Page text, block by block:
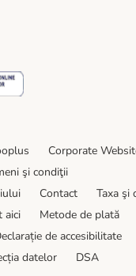
Shipping Method
Security
Corporate
şi condiţii
Contact
Taxa şi
aici
Metode de plată
de accesibilitate
datelor
DSA